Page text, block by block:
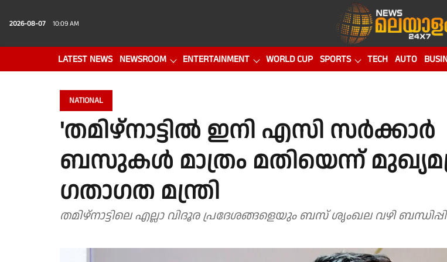
2026-08-07 10:09 AM
LATEST NEWS NEWSROOM ENTERTAINMENT WORLD CUP SPORTS TECH AUTO
NATIONAL
'തമിഴ്‌നാട്ടിൽ ഇനി എസി സർക്കാർ
ബസുകൾ മാത്രം മതിയെന്ന്
ഗതാഗത മന്ത്രി
തമിഴ്‌നാട്ടിലെ എല്ലാ വിദൂര പ്രദേശങ്ങളെയും ബസ് ശൃംഖല വഴി